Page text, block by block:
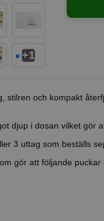
+1
stilren och kompakt
djup i dosan vilket gör
3 uttag som beställs
gör att följande